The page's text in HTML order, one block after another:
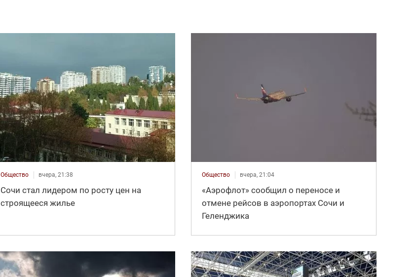
Общество вчера, 21:38
Сочи стал лидером по росту цен на
строящееся жилье
Общество вчера, 21:04
«Аэрофлот» сообщил о переносе и
отмене рейсов в аэропортах Сочи и
Геленджика